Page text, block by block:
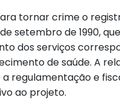
tornar crime o
setembro de 1990,
dos serviços
de saúde. A
a regulamentação e
ao projeto.